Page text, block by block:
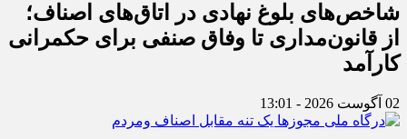
شاخص‌های بلوغ نهادی در اتاق‌های اصناف؛
از قانون‌مداری تا وفاق صنفی برای حکمرانی
کارآمد
02 آگوست 2026 - 13:01